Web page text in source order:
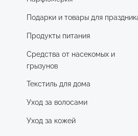
Подарки и товары для
Продукты питания
Средства от насекомых и
грызунов
Текстиль для дома
Уход за волосами
Уход за кожей